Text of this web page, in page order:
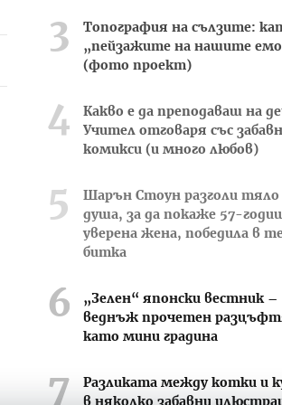
Топография на сълзите:
„пейзажите на нашите
(фото проект)
Какво е да преподаваш на
Учител отговаря със
комикси (и много любов)
Шарън Стоун разголи тяло
душа, за да покаже 57-
уверена жена, победила в
битка
„Зелен“ японски вестник –
веднъж прочетен
като мини градина
Разликата между котки и
в няколко забавни